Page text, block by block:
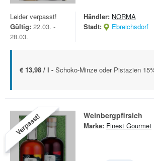
Leider verpasst!
Gültig: 22.03. -
28.03.
Händler: NORMA
Stadt:
Ebreichsdorf
€ 13,98 / l - Schoko-Minze oder Pistazien
Verpasst! Weinbergpfirsich
Marke: Finest Gourmet